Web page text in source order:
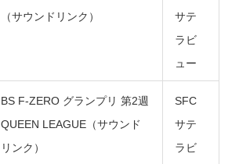
（サウンドリンク）
サテ
ラビ
ュー
BS F-ZERO グランプリ 第2週
QUEEN LEAGUE（サウンド
リンク）
SFC
サテ
ラビ